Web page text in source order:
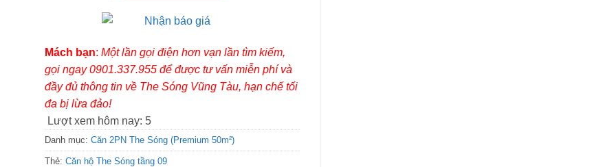
Mách bạn: Một lần gọi điện hơn vạn lần tìm kiếm,
gọi ngay 0901.337.955 để được tư vấn miễn phí và
đầy đủ thông tin về The Sóng Vũng Tàu, hạn chế tối
đa bị lừa đảo!
Lượt xem hôm nay: 5
Danh mục: Căn 2PN The Sóng (Premium 50m²)
Thẻ: Căn hộ The Sóng tầng 09